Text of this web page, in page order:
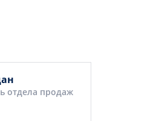
отдела продаж